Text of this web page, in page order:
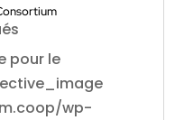
pour le
wp-